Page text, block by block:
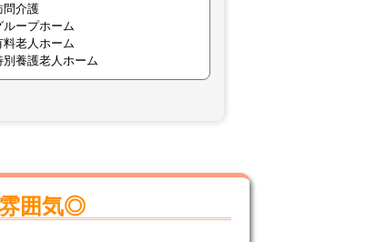
問介護
ループホーム
料老人ホーム
別養護老人ホーム
囲気◎